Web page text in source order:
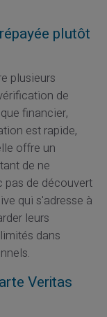
plutôt
plusieurs
de
financier,
est rapide,
offre un
de ne
pas de découvert
qui s'adresse à
leurs
dans
Veritas